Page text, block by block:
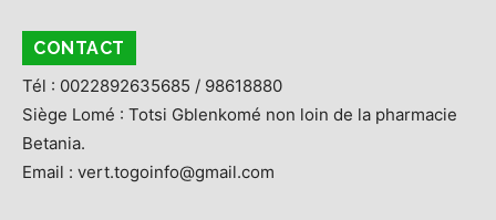
CONTACT
Tél : 0022892635685 / 98618880
Siège Lomé : Totsi Gblenkomé non loin de la pharmacie
Betania.
Email : vert.togoinfo@gmail.com